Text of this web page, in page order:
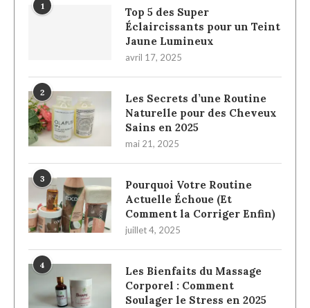
1
Top 5 des Super
Éclaircissants pour un Teint
Jaune Lumineux
avril 17, 2025
2
Les Secrets d’une Routine
Naturelle pour des Cheveux
Sains en 2025
mai 21, 2025
3
Pourquoi Votre Routine
Actuelle Échoue (Et
Comment la Corriger Enfin)
juillet 4, 2025
4
Les Bienfaits du Massage
Corporel : Comment
Soulager le Stress en 2025